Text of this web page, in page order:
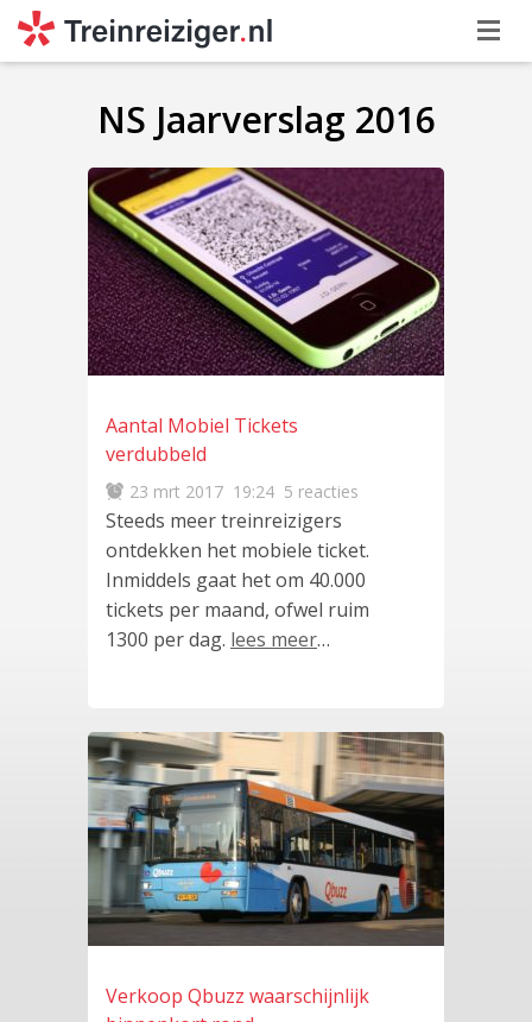
NS Jaarverslag 2016
Aantal Mobiel Tickets
verdubbeld
23 mrt 2017 19:24 5 reacties
Steeds meer treinreizigers
ontdekken het mobiele ticket.
Inmiddels gaat het om 40.000
tickets per maand, ofwel ruim
1300 per dag. lees meer…
Verkoop Qbuzz waarschijnlijk